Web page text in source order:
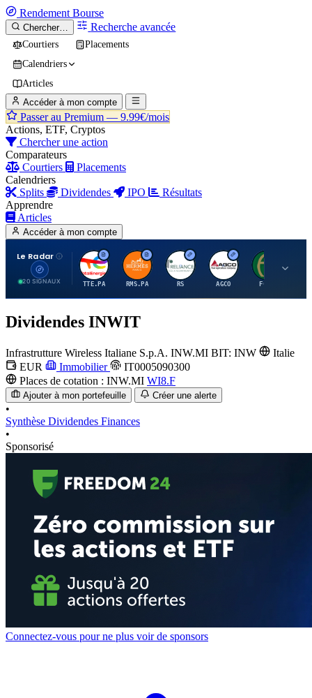
Rendement Bourse
Chercher… Recherche avancée
Courtiers
Placements
Calendriers
Articles
Accéder à mon compte
Passer au Premium — 9.99€/mois
Actions, ETF, Cryptos
Chercher une action
Comparateurs
Courtiers
Placements
Calendriers
Splits
Dividendes IPO
Résultats
Apprendre
Articles
Accéder à mon compte
Le Radar
20 SIGNAUX
T
TTE.PA
H
RMS.PA
R
RS
A
AGCO FCFS
Dividendes INWIT
Infrastrutture Wireless Italiane S.p.A. INW.MI BIT: INW
Italie
EUR
Immobilier
IT0005090300
Places de cotation : INW.MI WI8.F
Ajouter à mon portefeuille Créer une alerte
•
Synthèse Dividendes Finances
•
Sponsorisé
Connectez-vous pour ne plus voir de sponsors